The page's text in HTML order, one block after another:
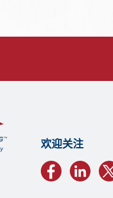
欢迎关注